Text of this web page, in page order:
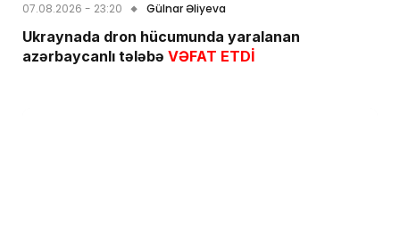
07.08.2026 - 23:20 Gülnar Əliyeva
Ukraynada dron hücumunda yaralanan
azərbaycanlı tələbə VƏFAT ETDİ